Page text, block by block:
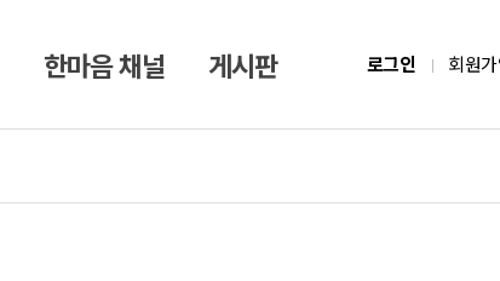
한마음 채널 게시판 로그인 회원